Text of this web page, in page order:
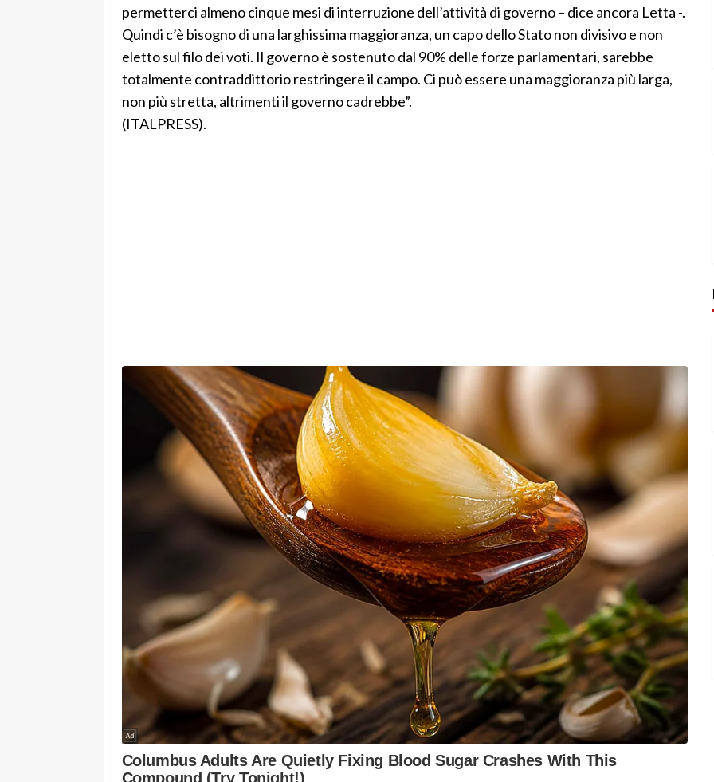
permetterci almeno cinque mesi di interruzione dell’attività di governo – dice ancora Letta -.
Quindi c’è bisogno di una larghissima maggioranza, un capo dello Stato non divisivo e non
eletto sul filo dei voti. Il governo è sostenuto dal 90% delle forze parlamentari, sarebbe
totalmente contraddittorio restringere il campo. Ci può essere una maggioranza più larga,
non più stretta, altrimenti il governo cadrebbe”.
(ITALPRESS).